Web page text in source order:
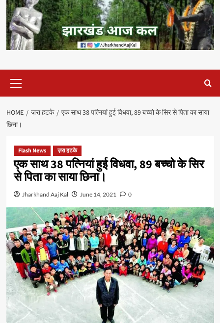
Menu
HOME ज़रा हटके
एक साथ 38 पत्नियां हुई विधवा, 89 बच्चो के सिर से पिता का साया
छिना।
Flash News ज़रा हटके
एक साथ 38 पत्नियां हुई विधवा, 89 बच्चो के सिर
से पिता का साया छिना।
Jharkhand Aaj Kal June 14, 2021 0